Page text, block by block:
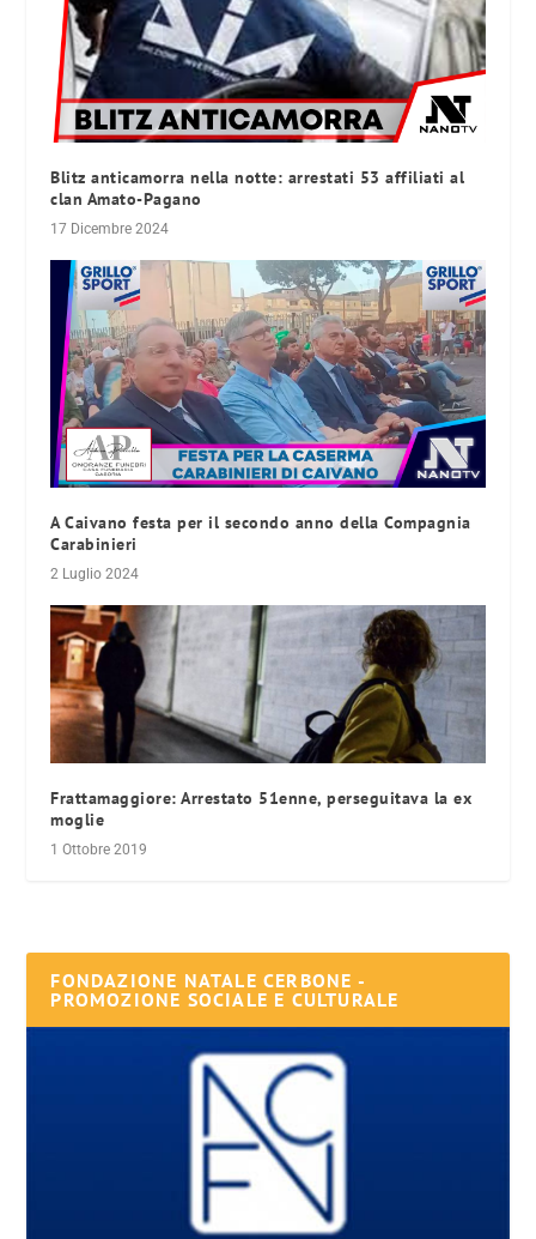
Blitz anticamorra nella notte: arrestati 53 affiliati al
clan Amato-Pagano
17 Dicembre 2024
A Caivano festa per il secondo anno della Compagnia
Carabinieri
2 Luglio 2024
Frattamaggiore: Arrestato 51enne, perseguitava la ex
moglie
1 Ottobre 2019
FONDAZIONE NATALE CERBONE -
PROMOZIONE SOCIALE E CULTURALE